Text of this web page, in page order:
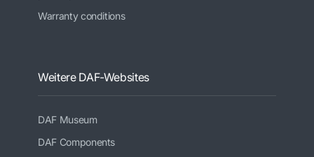
Warranty conditions
Weitere DAF-Websites
DAF Museum
DAF Components